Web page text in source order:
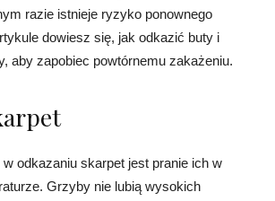
razie istnieje ryzyko ponownego
dowiesz się, jak odkazić buty i
aby zapobiec powtórnemu zakażeniu.
odkazaniu skarpet jest pranie ich w
Grzyby nie lubią wysokich